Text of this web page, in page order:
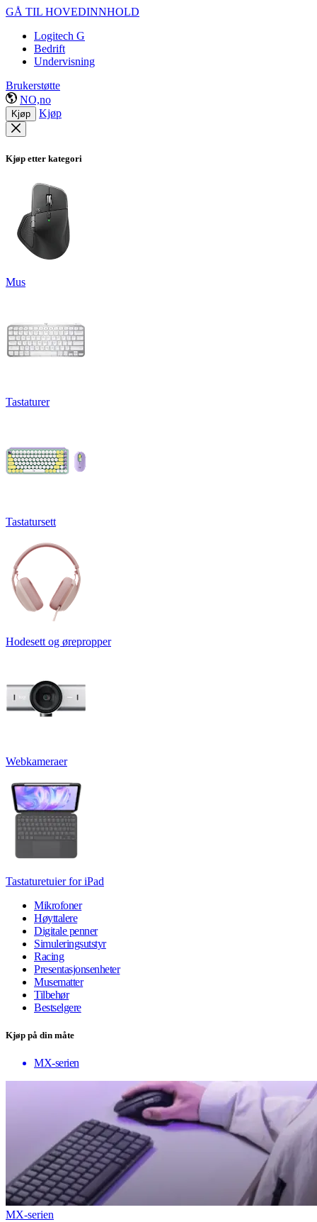
GÅ TIL HOVEDINNHOLD
Logitech G
Bedrift
Undervisning
Brukerstøtte
NO,no
Kjøp Kjøp
Kjøp etter kategori
Mus
Tastaturer
Tastatursett
Hodesett og ørepropper
Webkameraer
Tastaturetuier for iPad
Mikrofoner
Høyttalere
Digitale penner
Simuleringsutstyr
Racing
Presentasjonsenheter
Musematter
Tilbehør
Bestselgere
Kjøp på din måte
MX-serien
MX-serien